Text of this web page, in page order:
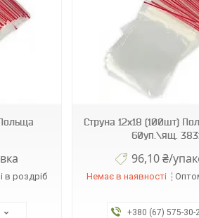
в роздріб
Струна 12х18 (100шт)
60уп.\ящ.
96,10 ₴/
Немає в наявності
+380 (67) 575-30-